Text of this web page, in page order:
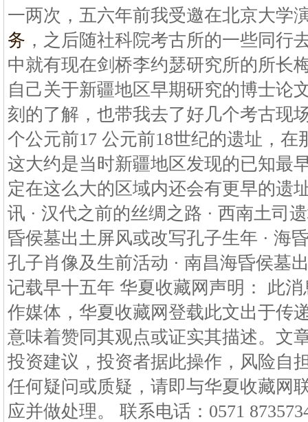
一两次，五六年前我受邀在北京大学
务 ，之后随社科院考古所的一些同行
中就有现在剑桥李约瑟研究所的所长
自己关于新疆地区早期研究的博士论
刻的了解，也带我去了好几个考古现
个公元前17 公元前18世纪的遗址，
这大约是当时新疆地区发现的已知最
定在这么大的区域内还会有更早的遗
讯 · 汉代之前的丝绸之路 · 西南土司
昏侯墓出土屏风或改写孔子生年 · 海
孔子肖像及生前活动 · 南昌海昏侯墓
记载早十五年 华夏收藏网声明： 此
作媒体，华夏收藏网登载此文出于传
意味着赞同其观点或证实其描述。文
投资建议，投资者据此操作，风险自
任何疑问或质疑，请即与华夏收藏网
应并做处理。 联系电话：0571